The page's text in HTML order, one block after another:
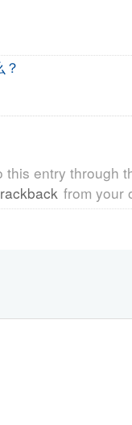
this entry through
from your